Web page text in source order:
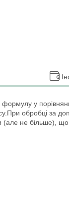
у
обробці за
не більше),